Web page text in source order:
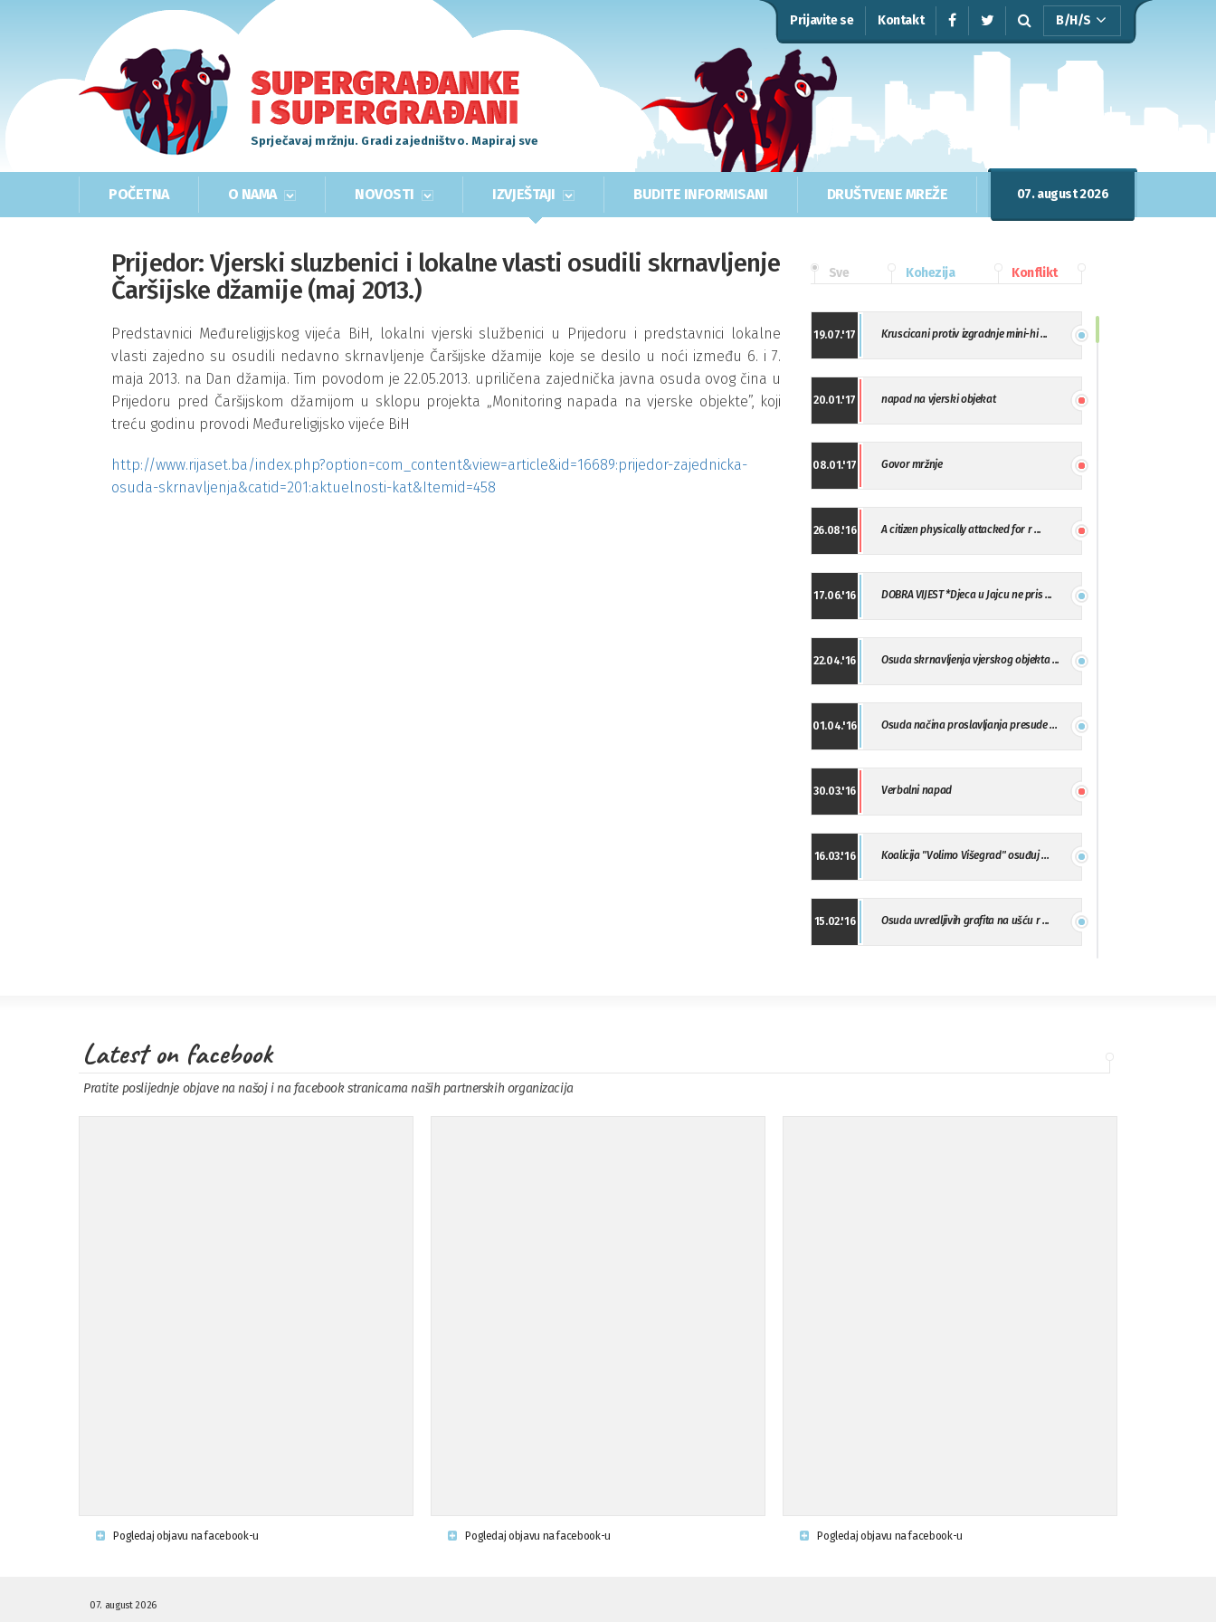
Prijavite se Kontakt B/H/S
Sprječavaj mržnju. Gradi zajedništvo. Mapiraj sve
POČETNA O NAMA NOVOSTI IZVJEŠTAJI BUDITE INFORMISANI DRUŠTVENE MREŽE 07. august 2026
Prijedor: Vjerski sluzbenici i lokalne vlasti osudili skrnavljenje
Čaršijske džamije (maj 2013.)
Predstavnici Međureligijskog vijeća BiH, lokalni vjerski službenici u Prijedoru i predstavnici lokalne
vlasti zajedno su osudili nedavno skrnavljenje Čaršijske džamije koje se desilo u noći između 6. i 7.
maja 2013. na Dan džamija. Tim povodom je 22.05.2013. upriličena zajednička javna osuda ovog čina u
Prijedoru pred Čaršijskom džamijom u sklopu projekta „Monitoring napada na vjerske objekte”, koji
treću godinu provodi Međureligijsko vijeće BiH
http://www.rijaset.ba/index.php?option=com_content&view=article&id=16689:prijedor-zajednicka-
osuda-skrnavljenja&catid=201:aktuelnosti-kat&Itemid=458
Sve Kohezija Konflikt
19.07.'17 Kruscicani protiv izgradnje mini-hi ...
20.01.'17 napad na vjerski objekat
08.01.'17 Govor mržnje
26.08.'16 A citizen physically attacked for r ...
17.06.'16 DOBRA VIJEST *Djeca u Jajcu ne pris ...
22.04.'16 Osuda skrnavljenja vjerskog objekta ...
01.04.'16 Osuda načina proslavljanja presude ...
30.03.'16 Verbalni napad
16.03.'16 Koalicija "Volimo Višegrad" osuđuj ...
15.02.'16 Osuda uvredljivih grafita na ušću r ...
09.11.'15 Osuda incidenta tokom dženaze na Pe ...
Latest on facebook
Pratite poslijednje objave na našoj i na facebook stranicama naših partnerskih organizacija
Pogledaj objavu na facebook-u Pogledaj objavu na facebook-u Pogledaj objavu na facebook-u
07. august 2026